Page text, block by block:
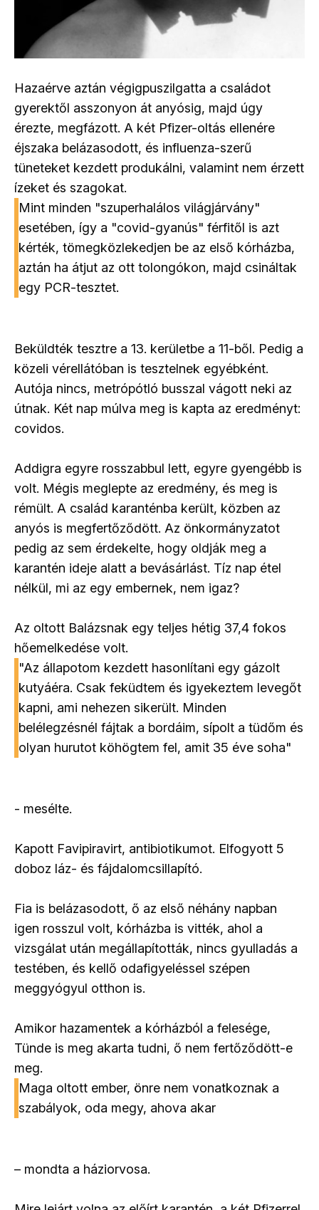
Hazaérve aztán végigpuszilgatta a családot
gyerektől asszonyon át anyósig, majd úgy
érezte, megfázott. A két Pfizer-oltás ellenére
éjszaka belázasodott, és influenza-szerű
tüneteket kezdett produkálni, valamint nem érzett
ízeket és szagokat.
Mint minden "szuperhalálos világjárvány"
esetében, így a "covid-gyanús" férfitől is azt
kérték, tömegközlekedjen be az első kórházba,
aztán ha átjut az ott tolongókon, majd csináltak
egy PCR-tesztet.
Beküldték tesztre a 13. kerületbe a 11-ből. Pedig a
közeli vérellátóban is tesztelnek egyébként.
Autója nincs, metrópótló busszal vágott neki az
útnak. Két nap múlva meg is kapta az eredményt:
covidos.
Addigra egyre rosszabbul lett, egyre gyengébb is
volt. Mégis meglepte az eredmény, és meg is
rémült. A család karanténba került, közben az
anyós is megfertőződött. Az önkormányzatot
pedig az sem érdekelte, hogy oldják meg a
karantén ideje alatt a bevásárlást. Tíz nap étel
nélkül, mi az egy embernek, nem igaz?
Az oltott Balázsnak egy teljes hétig 37,4 fokos
hőemelkedése volt.
"Az állapotom kezdett hasonlítani egy gázolt
kutyáéra. Csak feküdtem és igyekeztem levegőt
kapni, ami nehezen sikerült. Minden
belélegzésnél fájtak a bordáim, sípolt a tüdőm és
olyan hurutot köhögtem fel, amit 35 éve soha"
- mesélte.
Kapott Favipiravirt, antibiotikumot. Elfogyott 5
doboz láz- és fájdalomcsillapító.
Fia is belázasodott, ő az első néhány napban
igen rosszul volt, kórházba is vitték, ahol a
vizsgálat után megállapították, nincs gyulladás a
testében, és kellő odafigyeléssel szépen
meggyógyul otthon is.
Amikor hazamentek a kórházból a felesége,
Tünde is meg akarta tudni, ő nem fertőződött-e
meg.
Maga oltott ember, önre nem vonatkoznak a
szabályok, oda megy, ahova akar
– mondta a háziorvosa.